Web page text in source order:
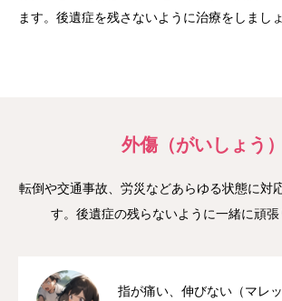
ます。後遺症を残さないように治療をしましょ
外傷（がいしょう）
転倒や交通事故、労災などあらゆる状態に対
す。後遺症の残らないように一緒に頑張
指が痛い、伸びない（マレ
診療時間